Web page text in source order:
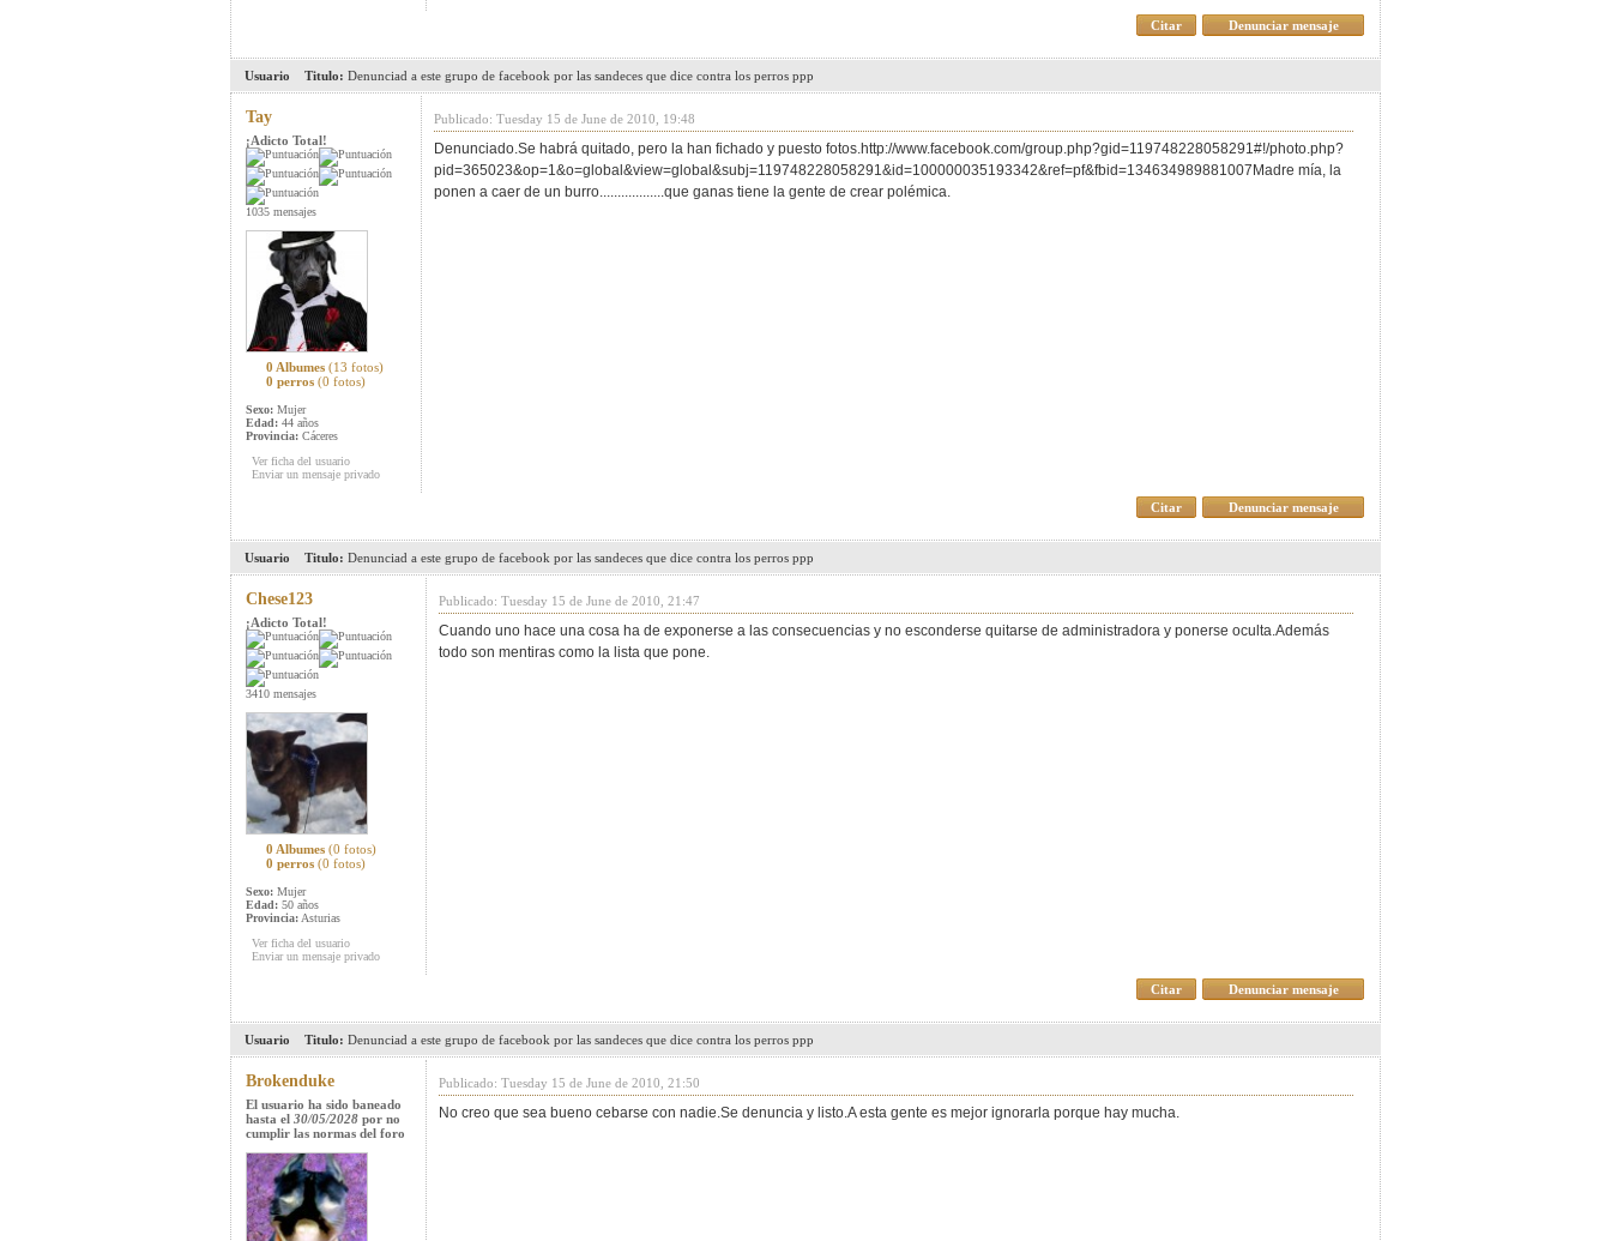
Denunciar mensaje
Citar
Usuario Titulo: Denunciad a este grupo de facebook por las sandeces que dice contra los perros ppp
Tay
¡Adicto Total!
1035 mensajes
0 Albumes (13 fotos)
0 perros (0 fotos)
Sexo: Mujer
Edad: 44 años
Provincia: Cáceres
Ver ficha del usuario
Enviar un mensaje privado
Publicado: Tuesday 15 de June de 2010, 19:48
Denunciado.Se habrá quitado, pero la han fichado y puesto fotos.http://www.facebook.com/group.php?gid=119748228058291#!/photo.php?
pid=365023&op=1&o=global&view=global&subj=119748228058291&id=100000035193342&ref=pf&fbid=134634989881007Madre mía, la
ponen a caer de un burro..................que ganas tiene la gente de crear polémica.
Denunciar mensaje
Citar
Usuario Titulo: Denunciad a este grupo de facebook por las sandeces que dice contra los perros ppp
Chese123
¡Adicto Total!
3410 mensajes
0 Albumes (0 fotos)
0 perros (0 fotos)
Sexo: Mujer
Edad: 50 años
Provincia: Asturias
Ver ficha del usuario
Enviar un mensaje privado
Publicado: Tuesday 15 de June de 2010, 21:47
Cuando uno hace una cosa ha de exponerse a las consecuencias y no esconderse quitarse de administradora y ponerse oculta.Además
todo son mentiras como la lista que pone.
Denunciar mensaje
Citar
Usuario Titulo: Denunciad a este grupo de facebook por las sandeces que dice contra los perros ppp
Brokenduke
El usuario ha sido baneado
hasta el 30/05/2028 por no
cumplir las normas del foro
Publicado: Tuesday 15 de June de 2010, 21:50
No creo que sea bueno cebarse con nadie.Se denuncia y listo.A esta gente es mejor ignorarla porque hay mucha.